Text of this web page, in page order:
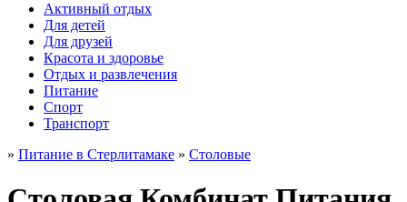
Активный отдых
Для детей
Для друзей
Красота и здоровье
Отдых и развлечения
Питание
Спорт
Транспорт
» Питание в Стерлитамаке » Столовые